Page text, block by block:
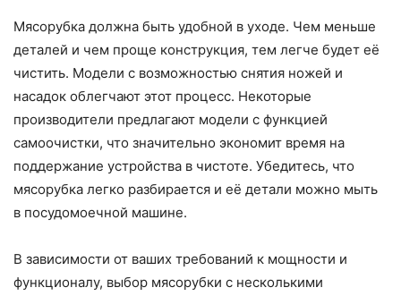
Мясорубка должна быть удобной в уходе. Чем меньше
деталей и чем проще конструкция, тем легче будет её
чистить. Модели с возможностью снятия ножей и
насадок облегчают этот процесс. Некоторые
производители предлагают модели с функцией
самоочистки, что значительно экономит время на
поддержание устройства в чистоте. Убедитесь, что
мясорубка легко разбирается и её детали можно мыть
в посудомоечной машине.
В зависимости от ваших требований к мощности и
функционалу, выбор мясорубки с несколькими